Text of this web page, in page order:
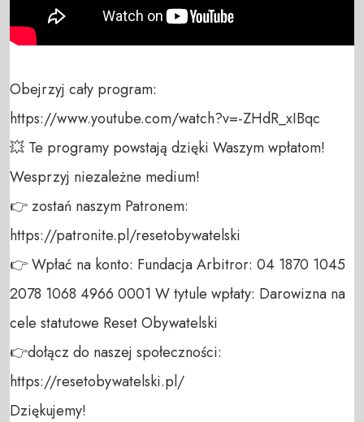
Obejrzyj cały program:
https://www.youtube.com/watch?v=-ZHdR_xIBqc
💥 Te programy powstają dzięki Waszym wpłatom!
Wesprzyj niezależne medium!
👉 zostań naszym Patronem:
https://patronite.pl/resetobywatelski
👉 Wpłać na konto: Fundacja Arbitror: 04 1870 1045
2078 1068 4966 0001 W tytule wpłaty: Darowizna na
cele statutowe Reset Obywatelski
👉dołącz do naszej społeczności:
https://resetobywatelski.pl/
Dziękujemy!